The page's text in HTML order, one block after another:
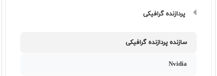
پردازنده گرافیکی
سازنده پردازنده گرافیکی
Nvidia